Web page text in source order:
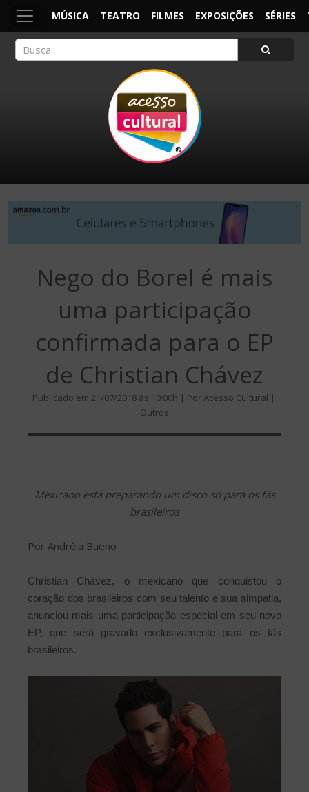
MÚSICA TEATRO FILMES EXPOSIÇÕES SÉRIES
Nego do Borel é mais
uma participação
confirmada para o EP
de Christian Chávez
Publicado em 21/07/2018 às 10:00h | Por Acesso Cultural |
Outros
Mexicano está preparando um disco só para os fãs
brasileiros
Por Andréia Bueno
Christian Chávez, o mexicano que conquistou o
coração dos brasileiros com seu talento e sua simpatia,
anunciou mais uma participação especial em seu novo
EP, que será gravado exclusivamente para os fãs
brasileiros.